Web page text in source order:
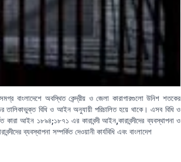
সমগ্র বাংলাদেশে অবস্থিত কেন্দ্রীয় ও জেলা কারাগারগুলো উনিশ শতকের
বিধি ও আইন অনুযায়ী পরিচালিত হয়ে থাকে। এসব বিধি ও
কারা আইন ১৮৯৪;১৮৭১ এর কারাবন্দী আইন ,কারাবন্দীদের ব্যবস্থাপনা ও
ব্যবস্থাপনা সম্পর্কিত দেওয়ানী কার্যবিধি এবং বাংলাদেশ